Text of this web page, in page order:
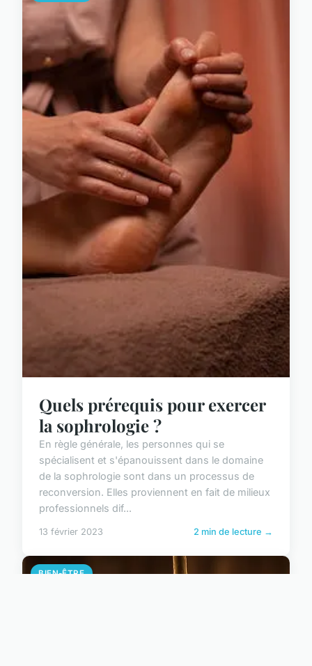
Quels prérequis pour exercer
la sophrologie ?
En règle générale, les personnes qui se
spécialisent et s'épanouissent dans le domaine
de la sophrologie sont dans un processus de
reconversion. Elles proviennent en fait de milieux
professionnels dif...
13 février 2023 2 min de lecture →
BIEN-ÊTRE